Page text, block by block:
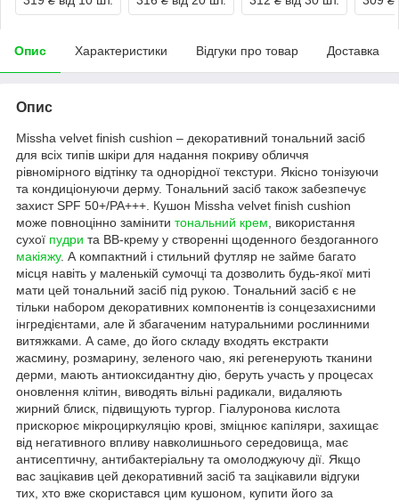
Опис Характеристики Відгуки про товар Доставка
Опис
Missha velvet finish cushion – декоративний тональний засіб
для всіх типів шкіри для надання покриву обличчя
рівномірного відтінку та однорідної текстури. Якісно тонізуючи
та кондиціонуючи дерму. Тональний засіб також забезпечує
захист SPF 50+/PA+++. Кушон Missha velvet finish cushion
може повноцінно замінити тональний крем , використання
сухої пудри та ВВ-крему у створенні щоденного бездоганного
макіяжу. А компактний і стильний футляр не займе багато
місця навіть у маленькій сумочці та дозволить будь-якої миті
мати цей тональний засіб під рукою. Тональний засіб є не
тільки набором декоративних компонентів із сонцезахисними
інгредієнтами, але й збагаченим натуральними рослинними
витяжками. А саме, до його складу входять екстракти
жасмину, розмарину, зеленого чаю, які регенерують тканини
дерми, мають антиоксидантну дію, беруть участь у процесах
оновлення клітин, виводять вільні радикали, видаляють
жирний блиск, підвищують тургор. Гіалуронова кислота
прискорює мікроциркуляцію крові, зміцнює капіляри, захищає
від негативного впливу навколишнього середовища, має
антисептичну, антибактеріальну та омолоджуючу дії. Якщо
вас зацікавив цей декоративний засіб та зацікавили відгуки
тих, хто вже скористався цим кушоном, купити його за